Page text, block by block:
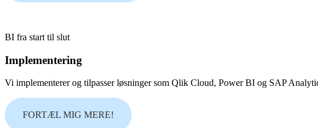
BI fra start til slut
Implementering
Vi implementerer og tilpasser løsninger som Qlik Cloud, Power BI og SAP
FORTÆL MIG MERE!